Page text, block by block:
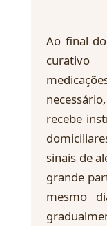
Ao final
recebe
sinais de
grande
mesmo